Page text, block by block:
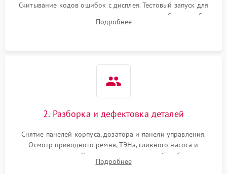
Считывание кодов ошибок с дисплея. Тестовый запуск для
выявления посторонних шумов, протечек или сбоев в работе
электронного модуля управления.
Подробнее
2. Разборка и дефектовка деталей
Снятие панелей корпуса, дозатора и панели управления.
Осмотр приводного ремня, ТЭНа, сливного насоса и
амортизаторов. Проверка подшипников барабана и
крестовины на износ, а манжеты люка на разрывы.
Подробнее